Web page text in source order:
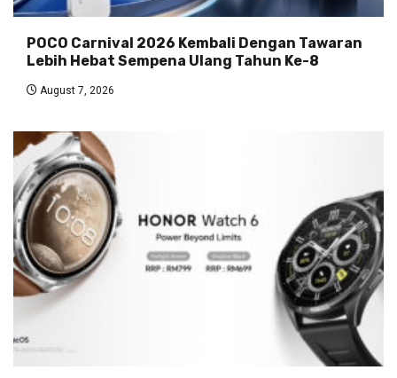
POCO Carnival 2026 Kembali Dengan Tawaran
Lebih Hebat Sempena Ulang Tahun Ke-8
August 7, 2026